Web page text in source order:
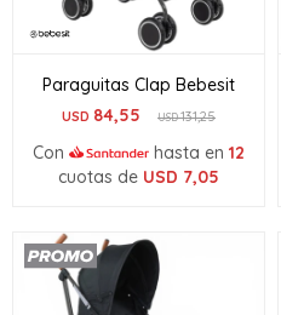
Paraguitas Clap Bebesit
USD 84,55 USD131,25
Con hasta en 12
cuotas de USD 7,05